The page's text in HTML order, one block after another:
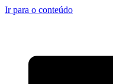
Ir para o conteúdo